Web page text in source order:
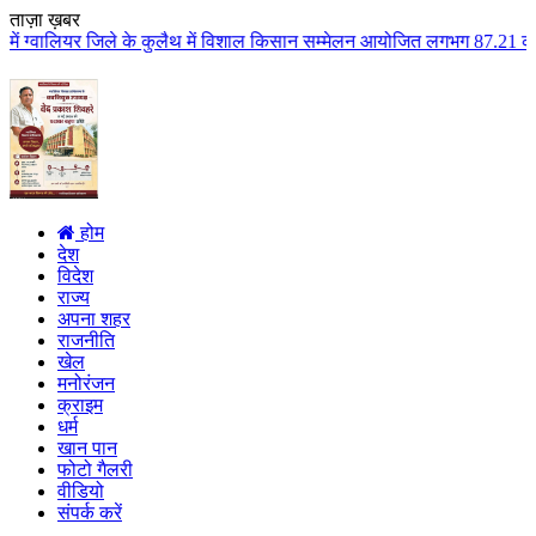
ताज़ा ख़बर
किसान सम्मेलन आयोजित लगभग 87.21 करोड़ लागत के 41
होम
देश
विदेश
राज्य
अपना शहर
राजनीति
खेल
मनोरंजन
क्राइम
धर्म
खान पान
फोटो गैलरी
वीडियो
संपर्क करें